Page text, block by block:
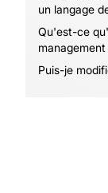
un langage
Qu'est-ce
management
Puis-je